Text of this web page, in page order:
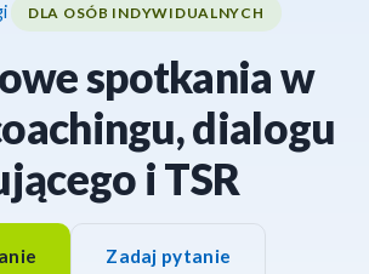
DLA OSÓB INDYWIDUALNYCH
spotkania w
dialogu
i TSR
Zadaj pytanie